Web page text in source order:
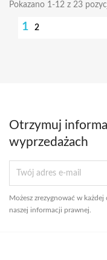
Pokazano 1-12 z 23
1 2
Otrzymuj
wyprzedażach
Możesz zrezygnować w
naszej informacji prawnej.